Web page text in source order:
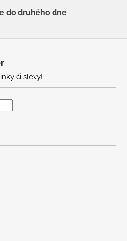
do druhého dne
či slevy!